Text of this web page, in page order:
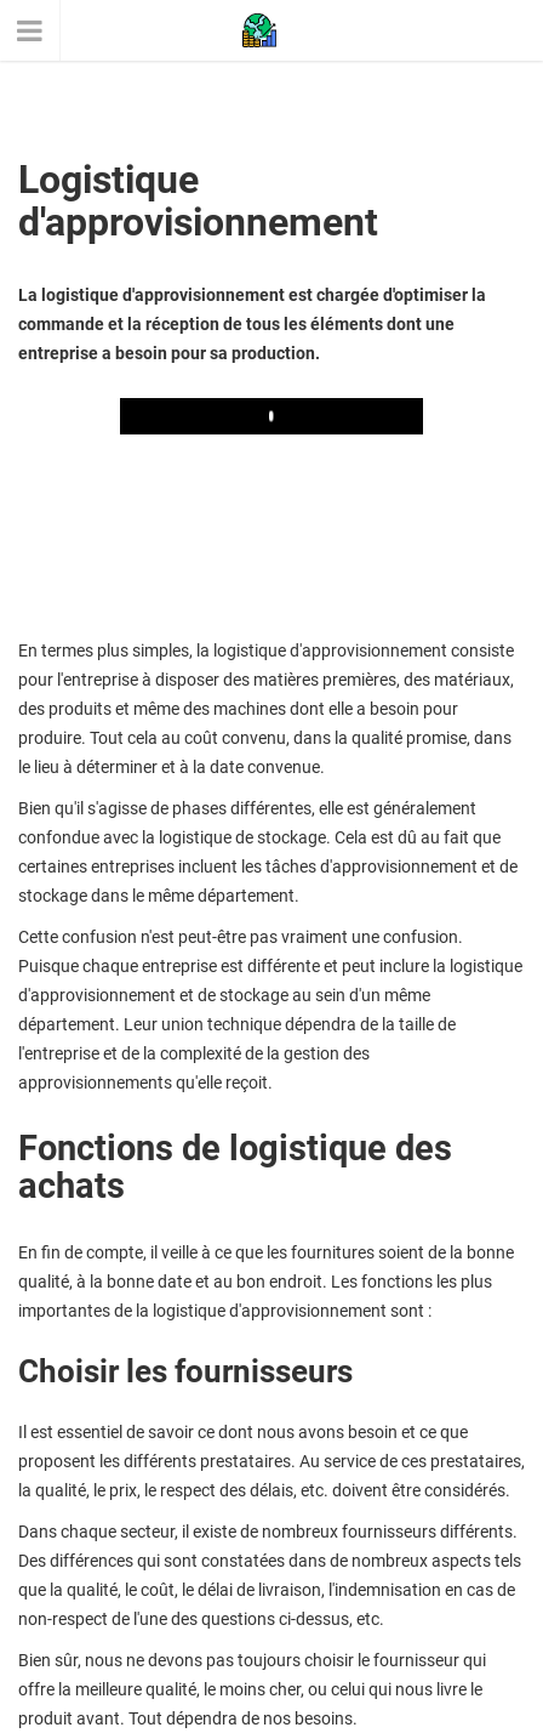
Logistique
d'approvisionnement
La logistique d'approvisionnement est chargée d'optimiser la
commande et la réception de tous les éléments dont une
entreprise a besoin pour sa production.
Play
En termes plus simples, la logistique d'approvisionnement consiste
pour l'entreprise à disposer des matières premières, des matériaux,
des produits et même des machines dont elle a besoin pour
produire. Tout cela au coût convenu, dans la qualité promise, dans
le lieu à déterminer et à la date convenue.
Bien qu'il s'agisse de phases différentes, elle est généralement
confondue avec la logistique de stockage. Cela est dû au fait que
certaines entreprises incluent les tâches d'approvisionnement et de
stockage dans le même département.
Cette confusion n'est peut-être pas vraiment une confusion.
Puisque chaque entreprise est différente et peut inclure la logistique
d'approvisionnement et de stockage au sein d'un même
département. Leur union technique dépendra de la taille de
l'entreprise et de la complexité de la gestion des
approvisionnements qu'elle reçoit.
Fonctions de logistique des
achats
En fin de compte, il veille à ce que les fournitures soient de la bonne
qualité, à la bonne date et au bon endroit. Les fonctions les plus
importantes de la logistique d'approvisionnement sont :
Choisir les fournisseurs
Il est essentiel de savoir ce dont nous avons besoin et ce que
proposent les différents prestataires. Au service de ces prestataires,
la qualité, le prix, le respect des délais, etc. doivent être considérés.
Dans chaque secteur, il existe de nombreux fournisseurs différents.
Des différences qui sont constatées dans de nombreux aspects tels
que la qualité, le coût, le délai de livraison, l'indemnisation en cas de
non-respect de l'une des questions ci-dessus, etc.
Bien sûr, nous ne devons pas toujours choisir le fournisseur qui
offre la meilleure qualité, le moins cher, ou celui qui nous livre le
produit avant. Tout dépendra de nos besoins.